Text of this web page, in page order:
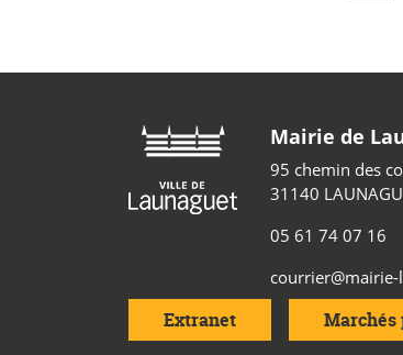
Mairie de
95 chemin des
31140
05 61 74 07 16
Extranet Marchés